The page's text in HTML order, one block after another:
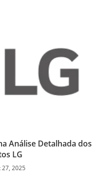
Análise Detalhada dos
LG
27, 2025